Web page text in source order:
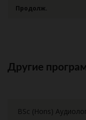
Продолж.
Другие
BSc (Hons)